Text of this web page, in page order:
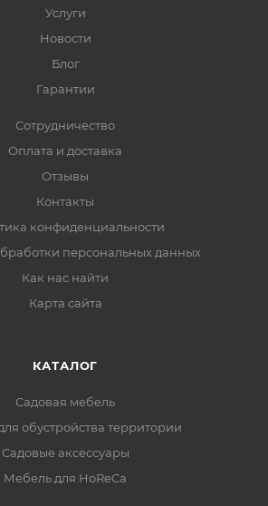
Услуги
Новости
Блог
Гарантии
Сотрудничество
Оплата и доставка
Отзывы
Контакты
конфиденциальности
персональных данных
Как нас найти
Карта сайта
КАТАЛОГ
Садовая мебель
обустройства территории
Садовые аксессуары
Мебель для HoReCa